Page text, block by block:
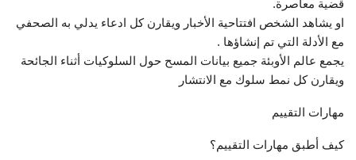
قضية معاصرة.
او يشاهد الشخص افتتاحية الأخبار ويقارن كل ادعاء يدلي به الصحفي
مع الأدلة التي تم إنشاؤها .
يجمع عالم الأوبئة جميع بيانات المسح حول السلوكيات أثناء الجائحة
ويقارن كل نمط سلوك مع الانتشار
مهارات التقييم
كيف أطبق مهارات التقييم؟